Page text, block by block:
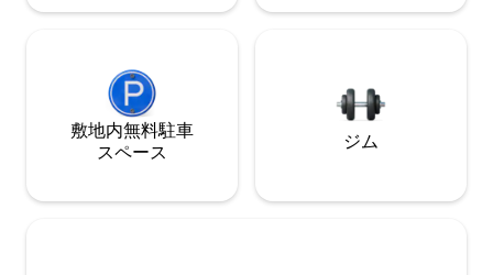
敷地内無料駐⁠車
ス⁠ペ⁠ー⁠ス
ジム